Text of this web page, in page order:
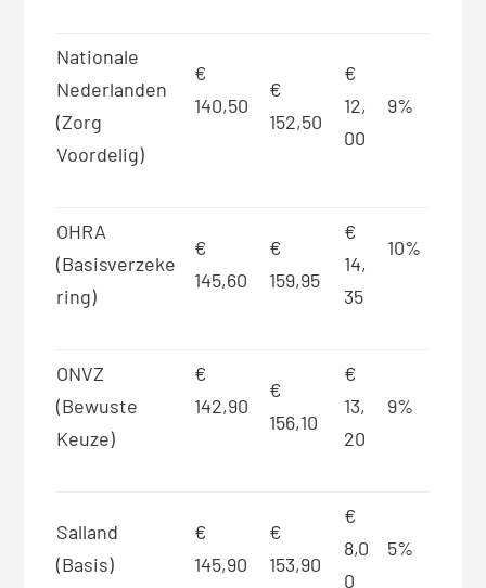
Nationale
Nederlanden
(Zorg
Voordelig)
€
140,50
€
152,50
€
12,
00
9%
OHRA
(Basisverzeke
ring)
€
145,60
€
159,95
€
14,
35
10%
ONVZ
(Bewuste
Keuze)
€
142,90
€
156,10
€
13,
20
9%
Salland
(Basis)
€
145,90
€
153,90
€
8,0
0
5%